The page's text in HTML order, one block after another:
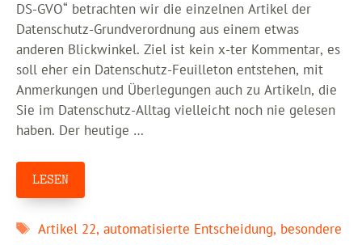
DS-GVO“ betrachten wir die einzelnen Artikel der
Datenschutz-Grundverordnung aus einem etwas
anderen Blickwinkel. Ziel ist kein x-ter Kommentar, es
soll eher ein Datenschutz-Feuilleton entstehen, mit
Anmerkungen und Überlegungen auch zu Artikeln, die
Sie im Datenschutz-Alltag vielleicht noch nie gelesen
haben. Der heutige …
LESEN
Schlagwörter
Artikel 22,automatisierte Entscheidung, besondere